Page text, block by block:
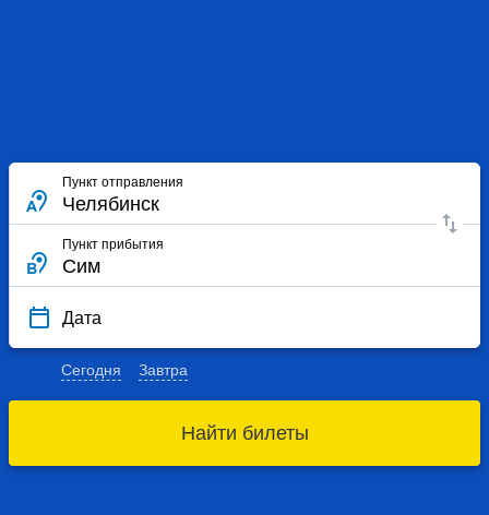
Пункт отправления
Пункт прибытия
Дата
Сегодня Завтра
Найти билеты